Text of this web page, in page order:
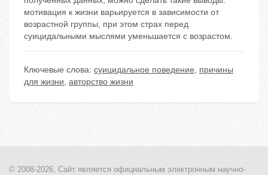
мотивация к жизни варьируется в зависимости от
возрастной группы, при этом страх перед
суицидальными мыслями уменьшается с возрастом.
Ключевые слова: суицидальное поведение, причины
для жизни, авторство жизни
© 2008-2026, Сайт является официальным электронным научно-